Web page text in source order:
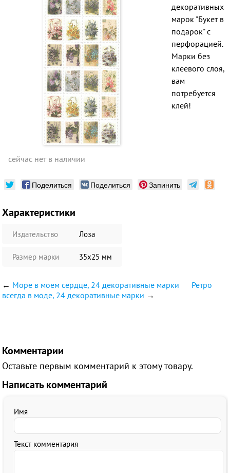
декоративных
марок "Букет в
подарок" с
перфорацией.
Марки без
клеевого слоя,
вам
потребуется
клей!
сейчас нет в наличии
Поделиться Поделиться Запинить
Характеристики
Издательство Лоза
Размер марки 35х25 мм
← Море в моем сердце, 24 декоративные марки
Ретро
всегда в моде, 24 декоративные марки →
Комментарии
Оставьте первым комментарий к этому товару.
Написать комментарий
Имя
Текст комментария